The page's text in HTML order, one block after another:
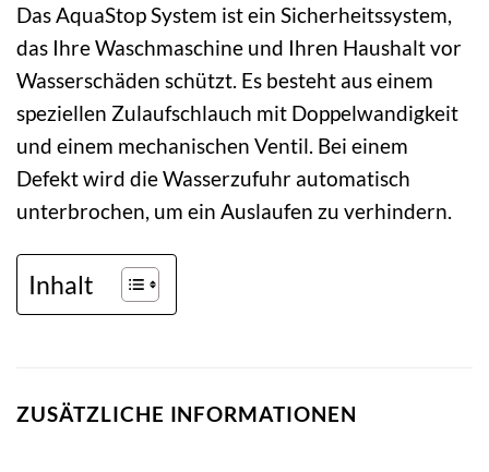
Das AquaStop System ist ein Sicherheitssystem,
das Ihre Waschmaschine und Ihren Haushalt vor
Wasserschäden schützt. Es besteht aus einem
speziellen Zulaufschlauch mit Doppelwandigkeit
und einem mechanischen Ventil. Bei einem
Defekt wird die Wasserzufuhr automatisch
unterbrochen, um ein Auslaufen zu verhindern.
Inhalt
ZUSÄTZLICHE INFORMATIONEN